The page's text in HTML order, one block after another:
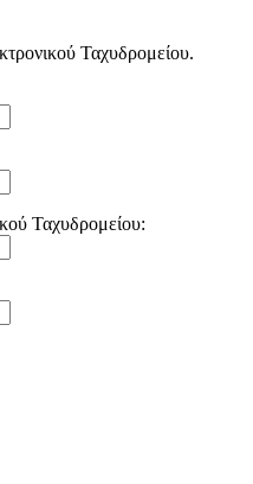
Ταχυδρομείου.
Ταχυδρομείου: